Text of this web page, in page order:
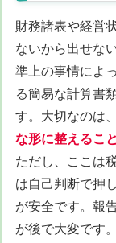
財務諸表や経営
ないから出せな
準上の事情によ
る簡易な計算書
す。大切なのは、
な形に整えること
ただし、ここは
は自己判断で押
が安全です。報
が後で大変です。